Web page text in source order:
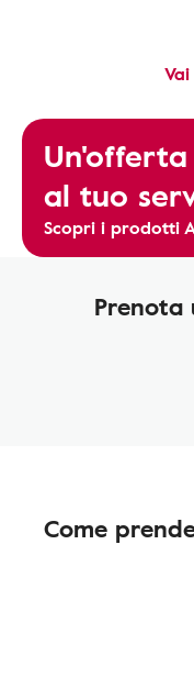
al tuo
Scopri i prodotti
Come